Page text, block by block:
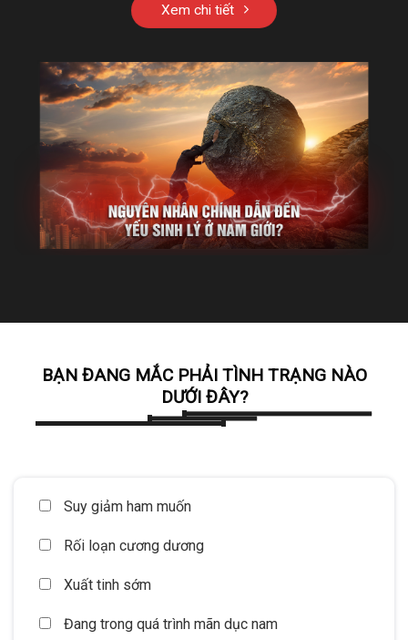
Xem chi tiết
BẠN ĐANG MẮC PHẢI TÌNH TRẠNG NÀO
DƯỚI ĐÂY?
Suy giảm ham muốn
Rối loạn cương dương
Xuất tinh sớm
Đang trong quá trình mãn dục nam